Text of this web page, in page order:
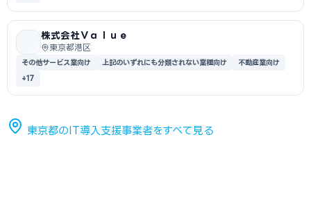
株式会社Ｖａｌｕｅ
東京都港区
その他サービス業向け 上記のいずれにも分類されない業種向け
不動産業向け
+17
東京都のIT導入支援事業者をすべて見る